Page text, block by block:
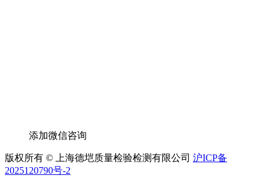
添加微信咨询
版权所有 © 上海德垲质量检验检测有限公司 沪ICP备
2025120790号-2